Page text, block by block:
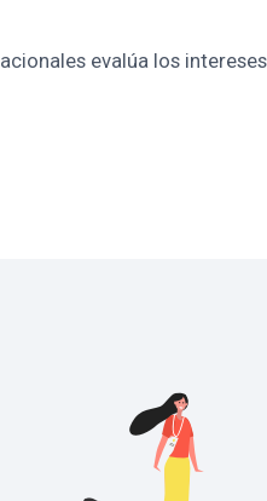
evalúa los